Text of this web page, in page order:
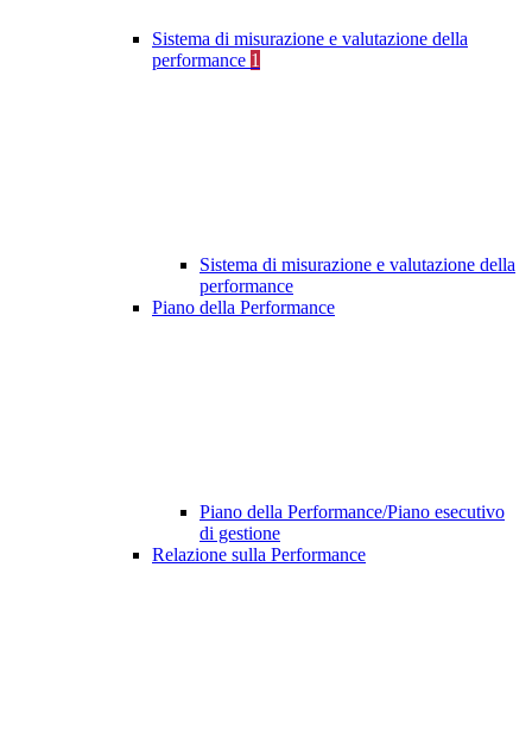
Sistema di misurazione e valutazione della
performance 1
Sistema di misurazione e valutazione della
performance
Piano della Performance
Piano della Performance/Piano esecutivo
di gestione
Relazione sulla Performance